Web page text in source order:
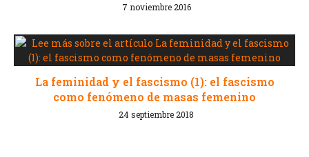
7 noviembre 2016
La feminidad y el fascismo (1): el fascismo
como fenómeno de masas femenino
24 septiembre 2018